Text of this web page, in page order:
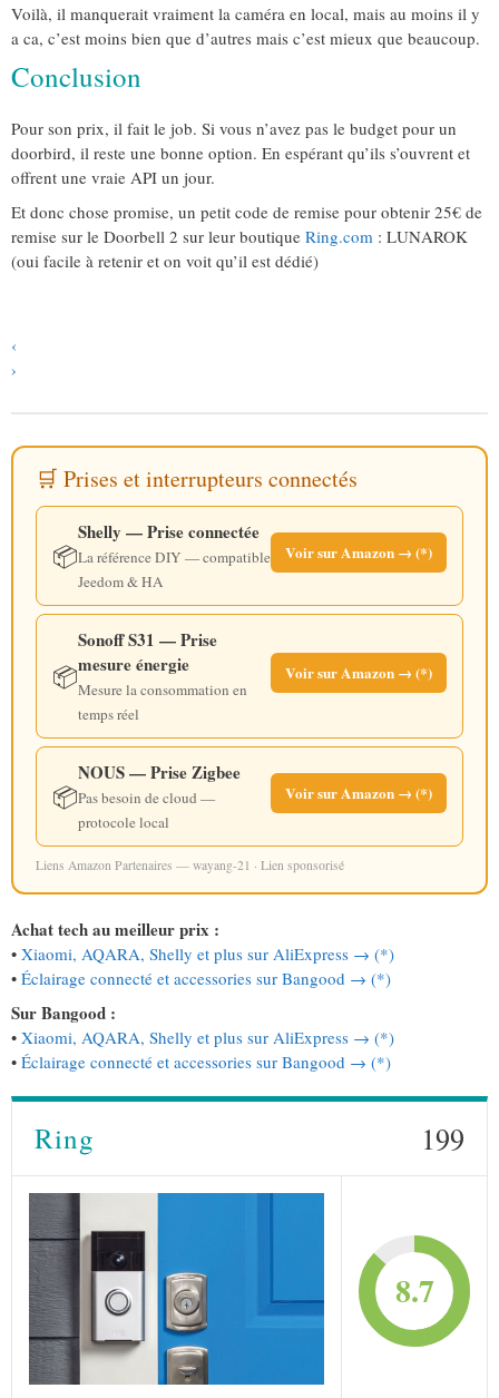
Voilà, il manquerait vraiment la caméra en local, mais au moins il y
a ca, c’est moins bien que d’autres mais c’est mieux que beaucoup.
Conclusion
Pour son prix, il fait le job. Si vous n’avez pas le budget pour un
doorbird, il reste une bonne option. En espérant qu’ils s’ouvrent et
offrent une vraie API un jour.
Et donc chose promise, un petit code de remise pour obtenir 25€ de
remise sur le Doorbell 2 sur leur boutique Ring.com : LUNAROK
(oui facile à retenir et on voit qu’il est dédié)
‹
›
🛒 Prises et interrupteurs connectés
📦
Shelly — Prise connectée
La référence DIY — compatible
Jeedom & HA
Voir sur Amazon → (*)
📦
Sonoff S31 — Prise
mesure énergie
Mesure la consommation en
temps réel
Voir sur Amazon → (*)
📦
NOUS — Prise Zigbee
Pas besoin de cloud —
protocole local
Voir sur Amazon → (*)
Liens Amazon Partenaires — wayang-21 · Lien sponsorisé
Achat tech au meilleur prix :
• Xiaomi, AQARA, Shelly et plus sur AliExpress → (*)
• Éclairage connecté et accessories sur Bangood → (*)
Sur Bangood :
• Xiaomi, AQARA, Shelly et plus sur AliExpress → (*)
• Éclairage connecté et accessories sur Bangood → (*)
Ring 199
8.7